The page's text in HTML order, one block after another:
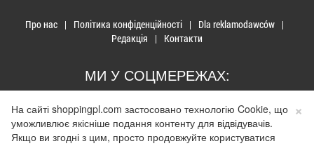
Про нас Політика конфіденційності
Dla reklamodawców
Редакція
Контакти
МИ У СОЦМЕРЕЖАХ:
×
На сайті shoppingpl.com застосовано технологію Cookie, що
уможливлює якісніше подання контенту для відвідувачів.
Якщо ви згодні з цим, просто продовжуйте користуватися